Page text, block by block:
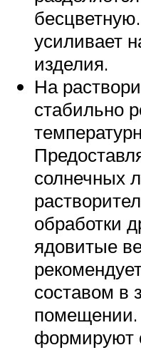
усиливает
изделия.
На
стабильно
солнечных
обработки
ядовитые
составом в
помещении.
формируют